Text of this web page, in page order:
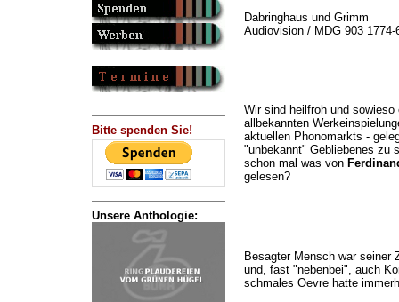
Bitte spenden Sie!
Unsere Anthologie:
Dabringhaus und Grimm
Audiovision / MDG 903 1774-
Wir sind heilfroh und
allbekannten
aktuellen Phonomarkts -
"unbekannt" Gebliebenes zu
schon mal was von
gelesen?
Besagter Mensch war seiner
und, fast "nebenbei", auch
schmales Oevre hatte